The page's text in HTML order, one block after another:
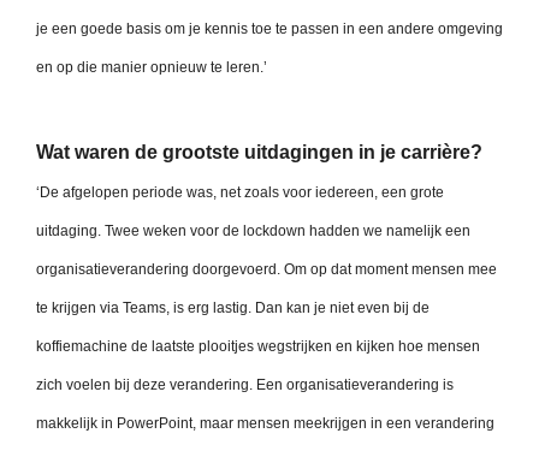
je een goede basis om je kennis toe te passen in een andere omgeving
en op die manier opnieuw te leren.’
Wat waren de grootste uitdagingen in je carrière?
‘De afgelopen periode was, net zoals voor iedereen, een grote
uitdaging. Twee weken voor de lockdown hadden we namelijk een
organisatieverandering doorgevoerd. Om op dat moment mensen mee
te krijgen via Teams, is erg lastig. Dan kan je niet even bij de
koffiemachine de laatste plooitjes wegstrijken en kijken hoe mensen
zich voelen bij deze verandering. Een organisatieverandering is
makkelijk in PowerPoint, maar mensen meekrijgen in een verandering